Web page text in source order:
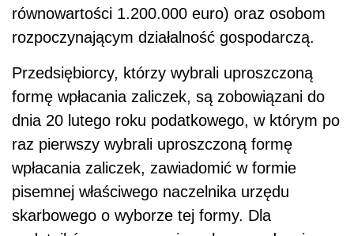
równowartości 1.200.000 euro) oraz osobom
rozpoczynającym działalność gospodarczą.
Przedsiębiorcy, którzy wybrali uproszczoną
formę wpłacania zaliczek, są zobowiązani do
dnia 20 lutego roku podatkowego, w którym po
raz pierwszy wybrali uproszczoną formę
wpłacania zaliczek, zawiadomić w formie
pisemnej właściwego naczelnika urzędu
skarbowego o wyborze tej formy. Dla